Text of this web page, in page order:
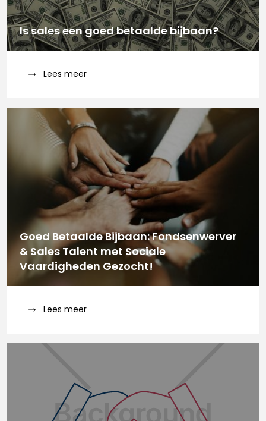
Is sales een goed betaalde bijbaan?
Lees meer
Goed Betaalde Bijbaan: Fondsenwerver
& Sales Talent met Sociale
Vaardigheden Gezocht!
Lees meer